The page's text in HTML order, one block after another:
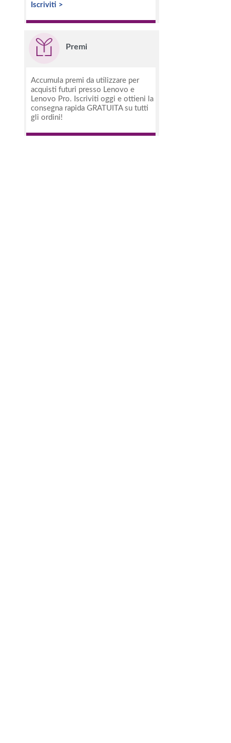
Iscriviti >
Premi
Accumula premi da utilizzare per
acquisti futuri presso Lenovo e
Lenovo Pro. Iscriviti oggi e ottieni la
consegna rapida GRATUITA su tutti
gli ordini!